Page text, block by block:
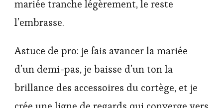
mariée tranche légèrement, le reste
l’embrasse.
Astuce de pro: je fais avancer la mariée
d’un demi-pas, je baisse d’un ton la
brillance des accessoires du cortège, et je